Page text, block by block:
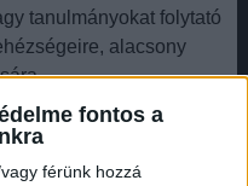
fontos a
férünk hozzá
tanulmányokat folytató
alacsony